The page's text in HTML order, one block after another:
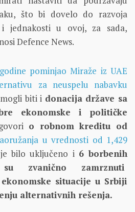
što bi dovelo do razvoja
i jednakosti u ovoj, za sada,
Defence News.
pominjao Miraže iz UAE
za neuspelu nabavku
biti i donacija države sa
ekonomske i političke
o robnom kreditu od
u vrednosti od 1,429
bilo uključeno i 6 borbenih
zvanično zamrznuti
situacije u Srbiji
alternativnih rešenja.